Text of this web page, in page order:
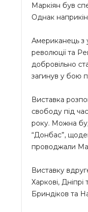
Маркіян був
Однак
Американець з
революції та
добровільно
загинув у бою
Виставка
свободу під час
року. Можна
“Донбас”,
проводжали
Виставку
Харкові,
Бриндіков та